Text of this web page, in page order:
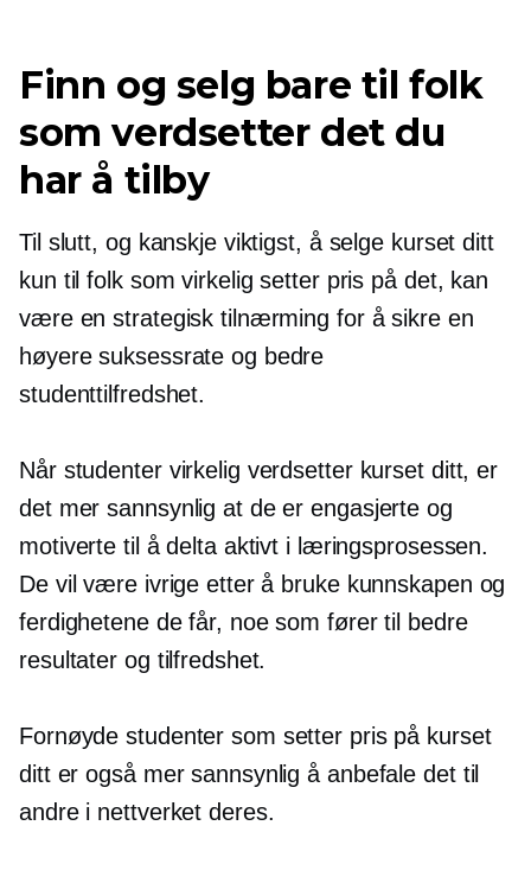
Finn og selg bare til folk
som verdsetter det du
har å tilby
Til slutt, og kanskje viktigst, å selge kurset ditt
kun til folk som virkelig setter pris på det, kan
være en strategisk tilnærming for å sikre en
høyere suksessrate og bedre
studenttilfredshet.
Når studenter virkelig verdsetter kurset ditt, er
det mer sannsynlig at de er engasjerte og
motiverte til å delta aktivt i læringsprosessen.
De vil være ivrige etter å bruke kunnskapen og
ferdighetene de får, noe som fører til bedre
resultater og tilfredshet.
Fornøyde studenter som setter pris på kurset
ditt er også mer sannsynlig å anbefale det til
andre i nettverket deres.